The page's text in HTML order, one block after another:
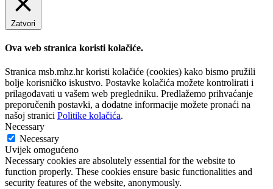
Zatvori
Ova web stranica koristi kolačiće.
Stranica msb.mhz.hr koristi kolačiće (cookies) kako bismo pružili
bolje korisničko iskustvo. Postavke kolačića možete kontrolirati i
prilagođavati u vašem web pregledniku. Predlažemo prihvaćanje
preporučenih postavki, a dodatne informacije možete pronaći na
našoj stranici Politike kolačića.
Necessary
Necessary
Uvijek omogućeno
Necessary cookies are absolutely essential for the website to
function properly. These cookies ensure basic functionalities and
security features of the website, anonymously.